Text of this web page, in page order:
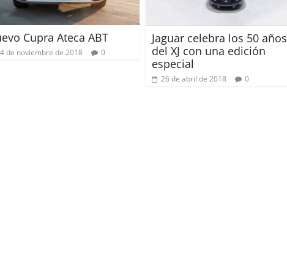
Cupra Ateca ABT
de noviembre de 2018 0
Jaguar celebra los 50 años
del XJ con una edición
especial
26 de abril de 2018 0